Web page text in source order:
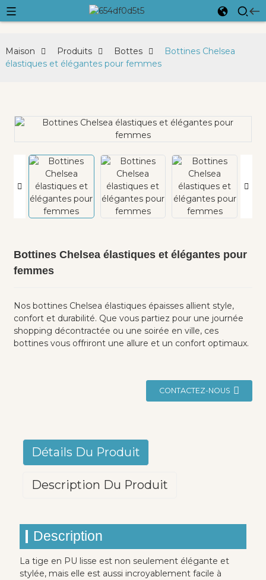
Maison Produits Bottes
Bottines Chelsea
élastiques et élégantes pour femmes
Bottines Chelsea élastiques et élégantes pour
femmes
Nos bottines Chelsea élastiques épaisses allient style,
confort et durabilité. Que vous partiez pour une journée
shopping décontractée ou une soirée en ville, ces
bottines vous offriront une allure et un confort optimaux.
CONTACTEZ-NOUS
Détails Du Produit
Description Du Produit
Description
La tige en PU lisse est non seulement élégante et
stylée, mais elle est aussi incroyablement facile à